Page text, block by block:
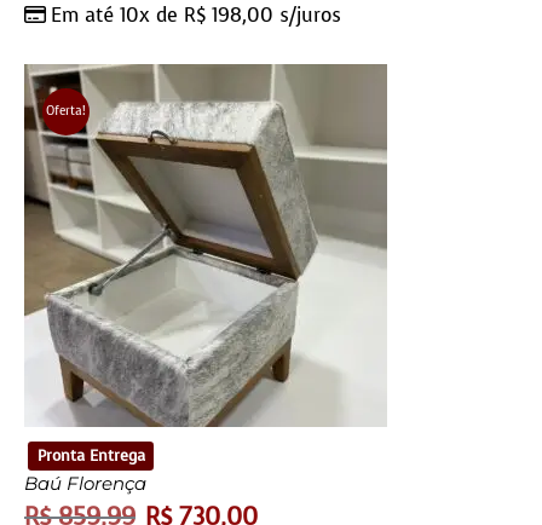
Em até 10x de R$ 198,00 s/juros
Oferta!
Pronta Entrega
Baú Florença
R$859,99 R$730,00